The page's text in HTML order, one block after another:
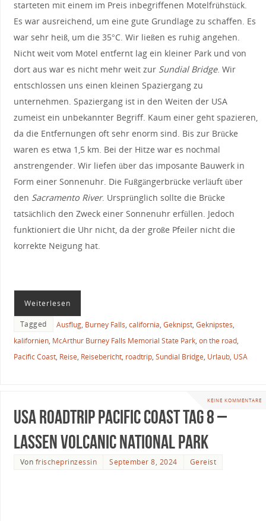
starteten mit einem im Preis inbegriffenen Motelfrühstück.
Es war ausreichend, um eine gute Grundlage zu schaffen. Es
war sehr heiß, um die 35°C. Wir ließen es ruhig angehen.
Nicht weit vom Motel entfernt lag ein kleiner Park und von
dort aus war es nicht mehr weit zur Sundial Bridge. Wir
entschlossen uns einen kleinen Spaziergang zu
unternehmen. Spaziergang ist in den Weiten der USA
zumeist ein unbekannter Begriff. Kaum einer geht spazieren,
da die Entfernungen oft sehr enorm sind. Bis zur Brücke
waren es etwa 1,5 km. Bei der Hitze war es nochmal
anstrengender. Wir liefen über das imposante Bauwerk in
Form einer Sonnenuhr. Die Fußgängerbrücke verläuft über
den Sacramento River. Ursprünglich sollte die Brücke
tatsächlich den Zweck einer Sonnenuhr erfüllen. Jedoch
funktioniert die Uhr nicht, da der große Pfeiler nicht die
korrekte Neigung hat.
Weiterlesen
Tagged Ausflug, Burney Falls, california, Geknipst, Geknipstes,
kalifornien, McArthur Burney Falls Memorial State Park, on the road,
Pacific Coast, Reise, Reisebericht, roadtrip, Sundial Bridge, Urlaub, USA
KEINE KOMMENTARE
USA Roadtrip Pacific Coast Tag 8 –
Lassen Volcanic National Park
Von frischeprinzessin September 8, 2024 Gereist